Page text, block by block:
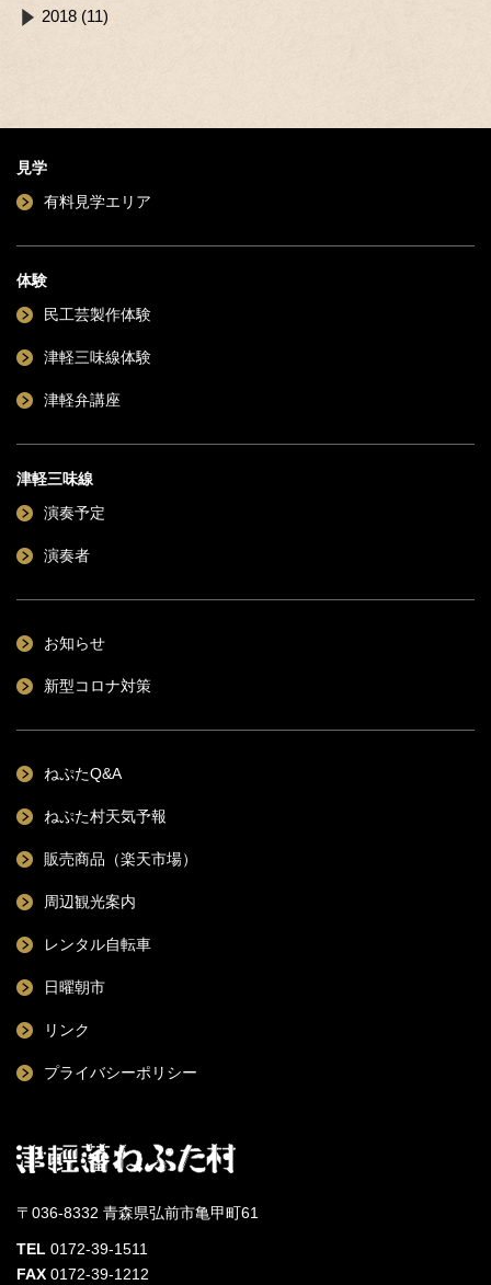
2018 (11)
見学
有料見学エリア
体験
民工芸製作体験
津軽三味線体験
津軽弁講座
津軽三味線
演奏予定
演奏者
お知らせ
新型コロナ対策
ねぷたQ&A
ねぷた村天気予報
販売商品（楽天市場）
周辺観光案内
レンタル自転車
日曜朝市
リンク
プライバシーポリシー
〒036-8332 青森県弘前市亀甲町61
TEL 0172-39-1511
FAX 0172-39-1212